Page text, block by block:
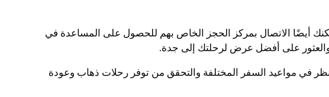
أيضًا الاتصال بمركز الحجز الخاص بهم للحصول على المساعدة في
والعثور على أفضل عرض لرحلتك إلى جدة.
في مواعيد السفر المختلفة والتحقق من توفر رحلات ذهاب وعودة